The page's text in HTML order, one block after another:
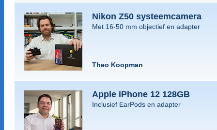
Nikon Z50 systeemcamera
Met 16-50 mm objectief en adapter
Theo Koopman
Apple iPhone 12 128GB
Inclusief EarPods en adapter